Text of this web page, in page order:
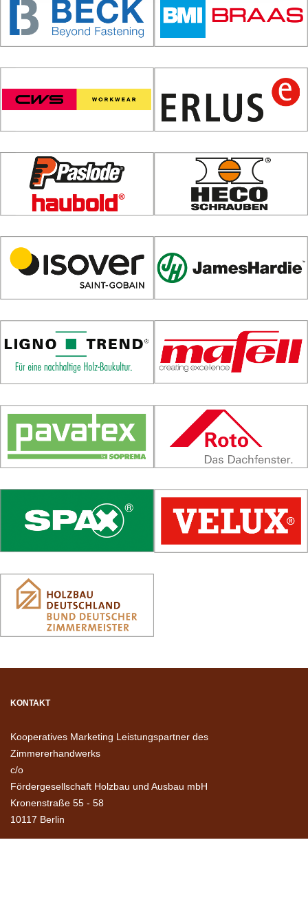
KONTAKT
Kooperatives Marketing Leistungspartner des
Zimmererhandwerks
c/o
Fördergesellschaft Holzbau und Ausbau mbH
Kronenstraße 55 - 58
10117 Berlin